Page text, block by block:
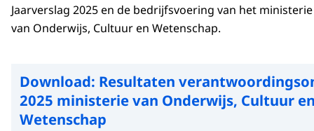
Jaarverslag 2025 en de bedrijfsvoering van het ministerie
van Onderwijs, Cultuur en Wetenschap.
Download: Resultaten
2025 ministerie van Onderwijs, Cultuur
Wetenschap